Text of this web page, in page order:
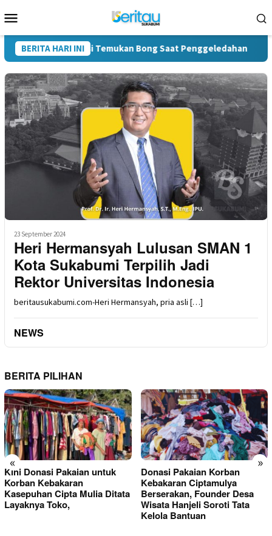
ke
Mobile
BERITA HARI INI
Polisi Temukan Bong Saat Penggeledahan
23 September 2024
Heri Hermansyah Lulusan SMAN 1
Kota Sukabumi Terpilih Jadi
Rektor Universitas Indonesia
beritausukabumi.com-Heri Hermansyah, pria asli […]
NEWS
BERITA PILIHAN
« »
Kini Donasi Pakaian untuk
Korban Kebakaran
Kasepuhan Cipta Mulia Ditata
Layaknya Toko,
Donasi Pakaian Korban
Kebakaran Ciptamulya
Berserakan, Founder Desa
Wisata Hanjeli Soroti Tata
Kelola Bantuan